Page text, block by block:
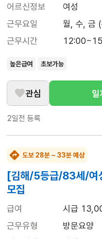
어르신정보
여성
근무요일
월, 수, 금
근무시간
높은급여 초보가능
관심 일
2일전 등록
도보 28분 ~ 33분 예상
[김해/5등급/83세/여
모집
급여
시급
근무유형
방문요양